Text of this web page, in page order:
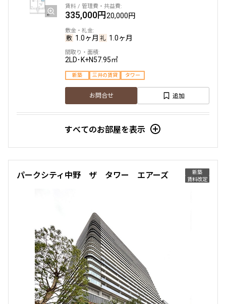
335,000円20,000円
1.0ヶ月 1.0ヶ月
2LD･K+N57.95㎡
新築 三井の賃貸 タワー
お問合せ 追加
480,000円
三井の賃貸
お問合せ
14階１４１６
すべてのお部屋を表示
新築
賃料改定
パークシティ中野 ザ タワー エアーズ